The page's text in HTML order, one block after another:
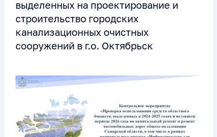
выделенных на проектирование и
строительство городских
канализационных очистных
сооружений в г.о. Октябрьск